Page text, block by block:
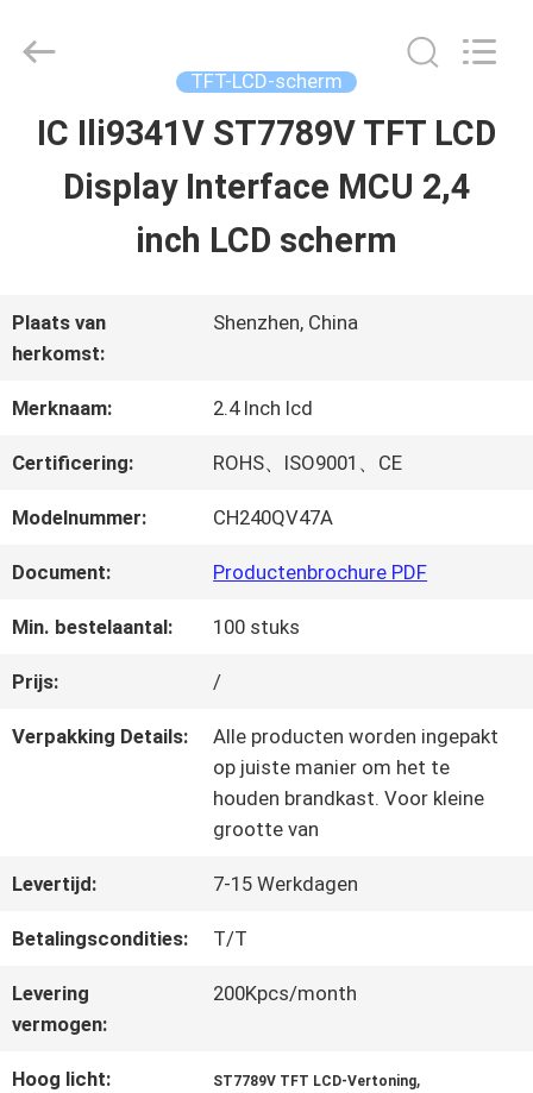
THUIS
PRODUCTEN
OVER
ONS
FABRIEKSTOCHT
NEEM
CONTACT
MET
VRAAG
EEN
OFFERTE
ChengHao
TFT-LCD-scherm
IC Ili9341V ST7789V TFT LCD
Display Interface MCU 2,4
inch LCD scherm
Plaats van
herkomst:
Shenzhen, China
Merknaam: 2.4 Inch lcd
Certificering: ROHS、ISO9001、CE
Modelnummer: CH240QV47A
Document: Productenbrochure PDF
Min. bestelaantal: 100 stuks
Prijs: /
Verpakking Details:
Alle producten worden ingepakt
op juiste manier om het te
houden brandkast. Voor kleine
grootte van
Levertijd: 7-15 Werkdagen
Betalingscondities: T/T
Levering
vermogen:
200Kpcs/month
Hoog licht: ST7789V TFT LCD-Vertoning,